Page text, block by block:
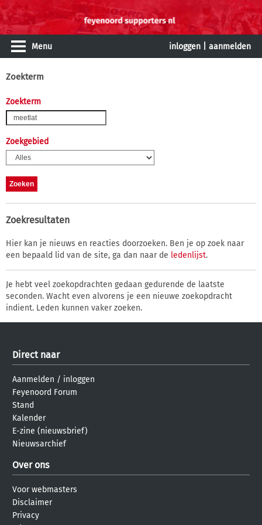
Menu inloggen aanmelden
Zoekterm
Zoekterm
Zoekgebied
Zoekresultaten
Hier kan je nieuws en reacties doorzoeken. Ben je op zoek naar
een bepaald lid van de site, ga dan naar de ledenlijst.
Je hebt veel zoekopdrachten gedaan gedurende de laatste
seconden. Wacht even alvorens je een nieuwe zoekopdracht
indient. Leden kunnen vaker zoeken.
Direct naar
Aanmelden / inloggen
Feyenoord Forum
Stand
Kalender
E-zine (nieuwsbrief)
Nieuwsarchief
Over ons
Voor webmasters
Disclaimer
Privacy